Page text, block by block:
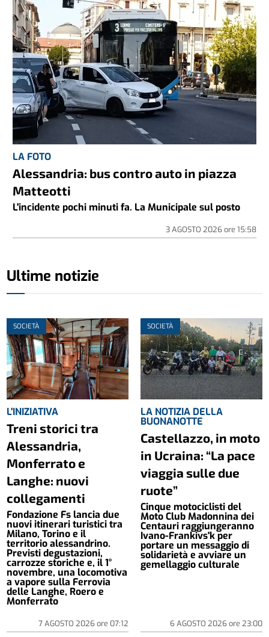
LA FOTO
Alessandria: bus contro auto in piazza
Matteotti
L'incidente pochi minuti fa. La Municipale sul posto
3 AGOSTO 2026ore 15:58
Ultime notizie
SOCIETÀ
L'INIZIATIVA
Treni storici tra
Alessandria,
Monferrato e
Langhe: nuovi
collegamenti
Fondazione Fs lancia due
nuovi itinerari turistici tra
Milano, Torino e il
territorio alessandrino.
Previsti degustazioni,
carrozze storiche e, il 1°
novembre, una locomotiva
a vapore sulla Ferrovia
delle Langhe, Roero e
Monferrato
7 AGOSTO 2026ore 07:12
SOCIETÀ
LA NOTIZIA DELLA
BUONANOTTE
Castellazzo, in moto
in Ucraina: “La pace
viaggia sulle due
ruote”
Cinque motociclisti del
Moto Club Madonnina dei
Centauri raggiungeranno
Ivano-Frankivs'k per
portare un messaggio di
solidarietà e avviare un
gemellaggio culturale
6 AGOSTO 2026ore 23:00